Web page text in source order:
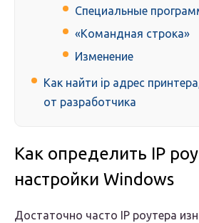
Специальные
«Командная строка»
Изменение
Как найти ip адрес
от разработчика
Как определить IP
настройки Windows
Достаточно часто IP роутера